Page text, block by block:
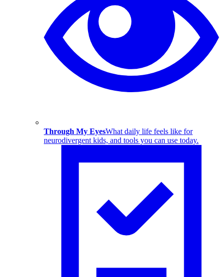
Through My EyesWhat daily life feels like for
neurodivergent kids, and tools you can use today.